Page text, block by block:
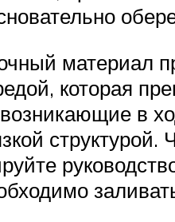
материал
которая
в